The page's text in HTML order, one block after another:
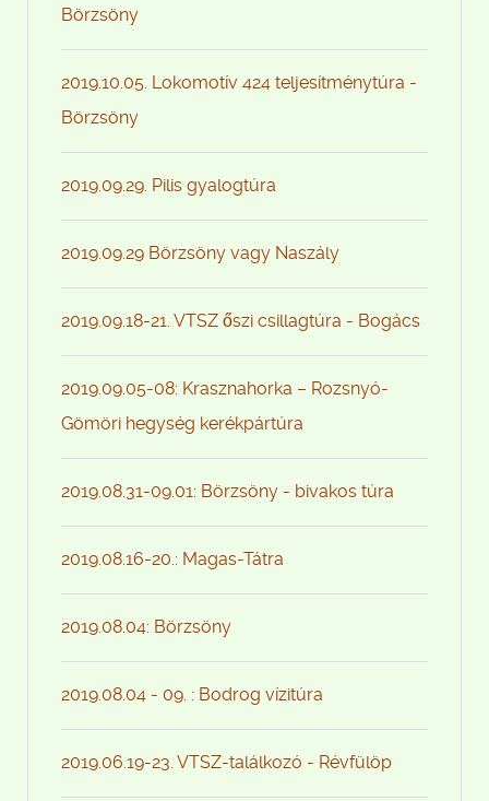
Börzsöny
2019.10.05. Lokomotív 424 teljesítménytúra -
Börzsöny
2019.09.29. Pilis gyalogtúra
2019.09.29 Börzsöny vagy Naszály
2019.09.18-21. VTSZ őszi csillagtúra - Bogács
2019.09.05-08: Krasznahorka – Rozsnyó-
Gömöri hegység kerékpártúra
2019.08.31-09.01: Börzsöny - bivakos túra
2019.08.16-20.: Magas-Tátra
2019.08.04: Börzsöny
2019.08.04 - 09. : Bodrog vízitúra
2019.06.19-23. VTSZ-találkozó - Révfülöp